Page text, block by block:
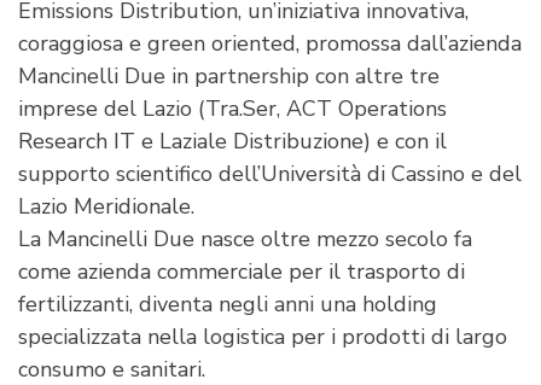
Emissions Distribution, un’iniziativa innovativa,
coraggiosa e green oriented, promossa dall’azienda
Mancinelli Due in partnership con altre tre
imprese del Lazio (Tra.Ser, ACT Operations
Research IT e Laziale Distribuzione) e con il
supporto scientifico dell’Università di Cassino e del
Lazio Meridionale.
La Mancinelli Due nasce oltre mezzo secolo fa
come azienda commerciale per il trasporto di
fertilizzanti, diventa negli anni una holding
specializzata nella logistica per i prodotti di largo
consumo e sanitari.